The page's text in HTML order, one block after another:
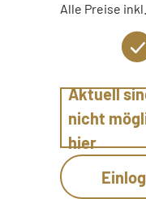
Alle Preise
Aktuell
nicht
hier